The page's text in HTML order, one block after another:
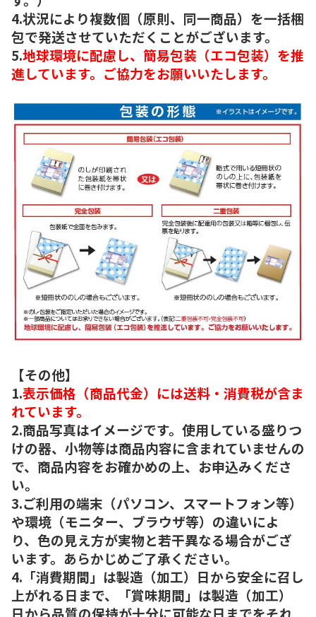
4.状況により複数個（原則、同一商品）を一括梱
包で発送させていただくことがございます。
5.地球環境に配慮し、簡易包装（エコ包装）を推
進しています。ご協力をお願いいたします。
【その他】
1.表示価格（商品代金）には送料・消費税が含ま
れています。
2.商品写真はイメージです。使用している盛りつ
けの器、小物等は商品内容に含まれていませんの
で、商品内容をお確かめの上、お申込みくださ
い。
3.ご利用の端末（パソコン、スマートフォン等）
や環境（モニター、ブラウザ等）の違いによ
り、色の見え方が実物と若干異なる場合がござ
います。あらかじめご了承ください。
4.「消費期間」は製造（加工）日から安全に召し
上がれる日まで、「賞味期間」は製造（加工）